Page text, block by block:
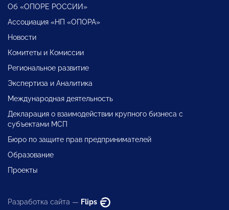
Об «ОПОРЕ РОССИИ»
Ассоциация «НП «ОПОРА»
Новости
Комитеты и Комиссии
Региональное развитие
Экспертиза и Аналитика
Международная деятельность
Декларация о взаимодействии крупного бизнеса с
субъектами МСП
Бюро по защите прав предпринимателей
Образование
Проекты
Разработка сайта — Flips